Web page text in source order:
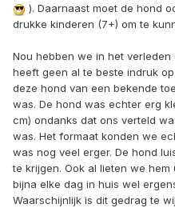
). Daarnaast moet de hond
drukke kinderen (7+) om te
Nou hebben we in het
heeft geen al te beste indruk
deze hond van een bekende
was. De hond was echter erg
cm) ondanks dat ons verteld
was. Het formaat konden we
was nog veel erger. De hond
te krijgen. Ook al lieten we
bijna elke dag in huis wel
Waarschijnlijk is dit gedrag te